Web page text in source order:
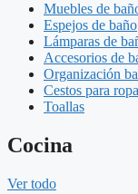
Muebles de
Espejos de baño
Lámparas de
Accesorios de
Organización
Cestos para
Toallas
Cocina
Ver todo